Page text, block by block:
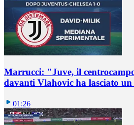
Marrucci: "Juve, il
davanti Vlahovic ha lasciato
01:26